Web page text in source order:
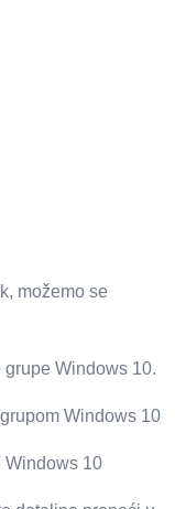
možemo se
Windows 10.
Windows 10
Windows 10